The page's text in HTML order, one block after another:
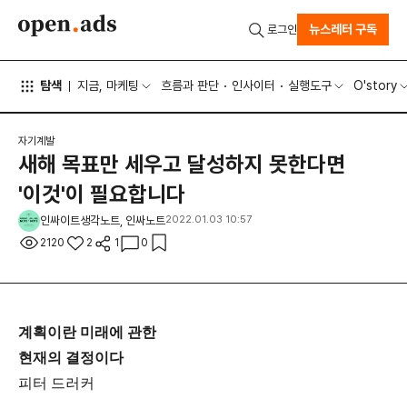
탐색 지금, 마케팅 흐름과 판단 인사이터 실행도구 O'story
로그인 뉴스레터 구독
자기계발
새해 목표만 세우고 달성하지 못한다면
'이것'이 필요합니다
인싸이트생각노트, 인싸노트2022.01.03 10:57
2120 2 1 0
계획이란 미래에 관한
현재의 결정이다
피터 드러커